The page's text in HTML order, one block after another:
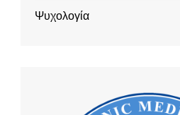
Ψυχολογία